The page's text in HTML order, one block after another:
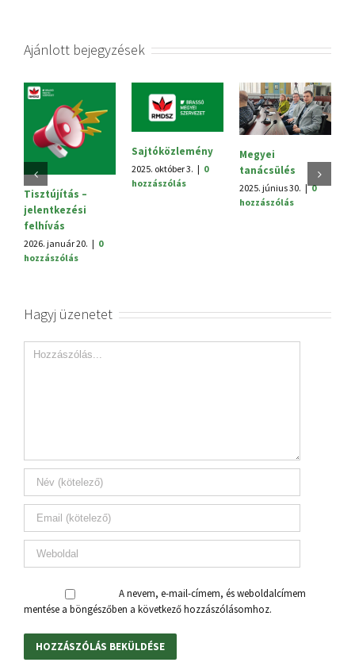
Ajánlott bejegyzések
Tisztújítás –
jelentkezési
felhívás
2026. január 20. | 0
hozzászólás
Sajtóközlemény
2025. október 3. | 0
hozzászólás
Megyei
tanácsülés
2025. június 30. | 0
hozzászólás
Hagyj üzenetet
A nevem, e-mail-címem, és weboldalcímem
mentése a böngészőben a következő hozzászólásomhoz.